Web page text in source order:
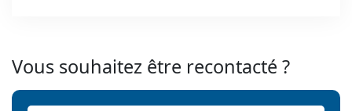
Vous souhaitez être recontacté ?